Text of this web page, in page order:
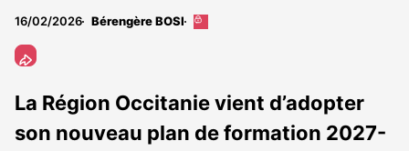
16/02/2026 Bérengère BOSI
Cet
aux
abonnés
La Région Occitanie vient d’adopter
son nouveau plan de formation 2027-